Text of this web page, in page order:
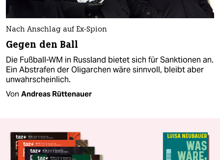
Nach Anschlag auf Ex-Spion
Gegen den Ball
Die Fußball-WM in Russland bietet sich für Sanktionen an.
Ein Abstrafen der Oligarchen wäre sinnvoll, bleibt aber
unwahrscheinlich.
Von Andreas Rüttenauer